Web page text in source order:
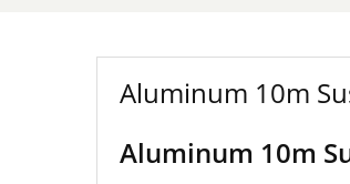
Aluminum 10m
Aluminum 10m